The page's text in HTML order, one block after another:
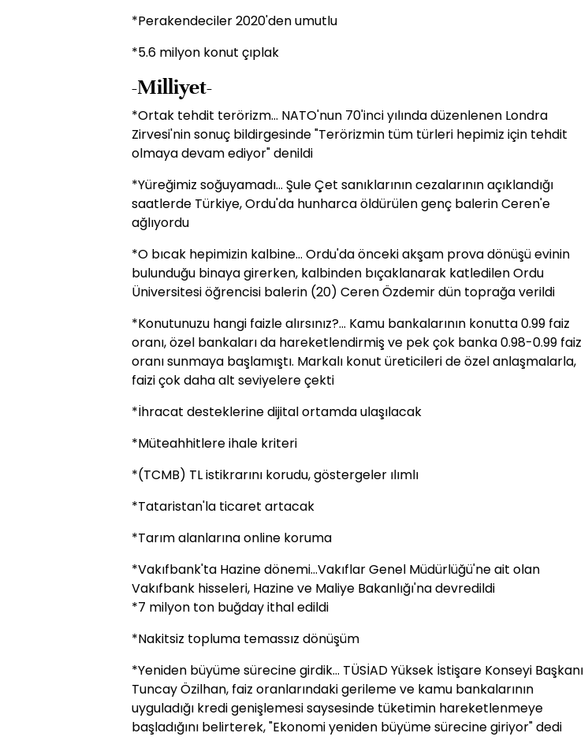
*Perakendeciler 2020'den umutlu
*5.6 milyon konut çıplak
-Milliyet-
*Ortak tehdit terörizm... NATO'nun 70'inci yılında düzenlenen Londra
Zirvesi'nin sonuç bildirgesinde "Terörizmin tüm türleri hepimiz için tehdit
olmaya devam ediyor" denildi
*Yüreğimiz soğuyamadı... Şule Çet sanıklarının cezalarının açıklandığı
saatlerde Türkiye, Ordu'da hunharca öldürülen genç balerin Ceren'e
ağlıyordu
*O bıcak hepimizin kalbine... Ordu'da önceki akşam prova dönüşü evinin
bulunduğu binaya girerken, kalbinden bıçaklanarak katledilen Ordu
Üniversitesi öğrencisi balerin (20) Ceren Özdemir dün toprağa verildi
*Konutunuzu hangi faizle alırsınız?... Kamu bankalarının konutta 0.99 faiz
oranı, özel bankaları da hareketlendirmiş ve pek çok banka 0.98-0.99 faiz
oranı sunmaya başlamıştı. Markalı konut üreticileri de özel anlaşmalarla,
faizi çok daha alt seviyelere çekti
*İhracat desteklerine dijital ortamda ulaşılacak
*Müteahhitlere ihale kriteri
*(TCMB) TL istikrarını korudu, göstergeler ılımlı
*Tataristan'la ticaret artacak
*Tarım alanlarına online koruma
*Vakıfbank'ta Hazine dönemi...Vakıflar Genel Müdürlüğü'ne ait olan
Vakıfbank hisseleri, Hazine ve Maliye Bakanlığı'na devredildi
*7 milyon ton buğday ithal edildi
*Nakitsiz topluma temassız dönüşüm
*Yeniden büyüme sürecine girdik... TÜSİAD Yüksek İstişare Konseyi Başkanı
Tuncay Özilhan, faiz oranlarındaki gerileme ve kamu bankalarının
uyguladığı kredi genişlemesi saysesinde tüketimin hareketlenmeye
başladığını belirterek, "Ekonomi yeniden büyüme sürecine giriyor" dedi